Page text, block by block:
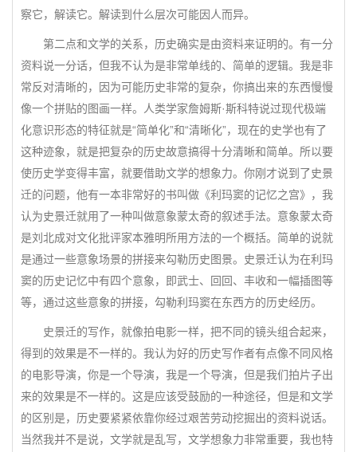
察它，解读它。解读到什么层次可能因人而异。
第二点和文学的关系，历史确实是由资料来证明的。有一分
资料说一分话，但我不认为是非常单线的、简单的逻辑。我是非
常反对清晰的，因为可能历史非常的复杂，你搞出来的东西慢慢
像一个拼贴的图画一样。人类学家詹姆斯·斯科特说过现代极端
化意识形态的特征就是“简单化”和“清晰化”，现在的史学也有了
这种迹象，就是把复杂的历史故意搞得十分清晰和简单。所以要
使历史学变得丰富，就要借助文学的想象力。你刚才说到了史景
迁的问题，他有一本非常好的书叫做《利玛窦的记忆之宫》，我
认为史景迁就用了一种叫做意象蒙太奇的叙述手法。意象蒙太奇
是刘北成对文化批评家本雅明所用方法的一个概括。简单的说就
是通过一些意象场景的拼接来勾勒历史图景。史景迁认为在利玛
窦的历史记忆中有四个意象，即武士、回回、丰收和一幅插图等
等，通过这些意象的拼接，勾勒利玛窦在东西方的历史经历。
史景迁的写作，就像拍电影一样，把不同的镜头组合起来，
得到的效果是不一样的。我认为好的历史写作者有点像不同风格
的电影导演，你是一个导演，我是一个导演，但是我们拍片子出
来的效果是不一样的。这是应该受鼓励的一种途径，但是和文学
的区别是，历史要紧紧依靠你经过艰苦劳动挖掘出的资料说话。
当然我并不是说，文学就是乱写，文学想象力非常重要，我也特